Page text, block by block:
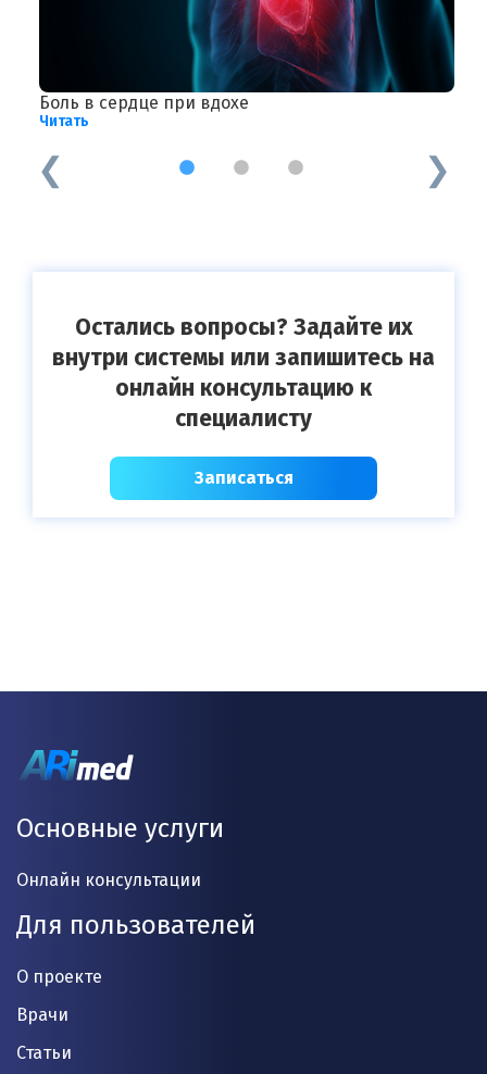
Боль в сердце при вдохе
Читать
1 2 3
Остались вопросы? Задайте их
внутри системы или запишитесь на
онлайн консультацию к
специалисту
Записаться
Основные услуги
Онлайн консультации
Для пользователей
О проекте
Врачи
Статьи